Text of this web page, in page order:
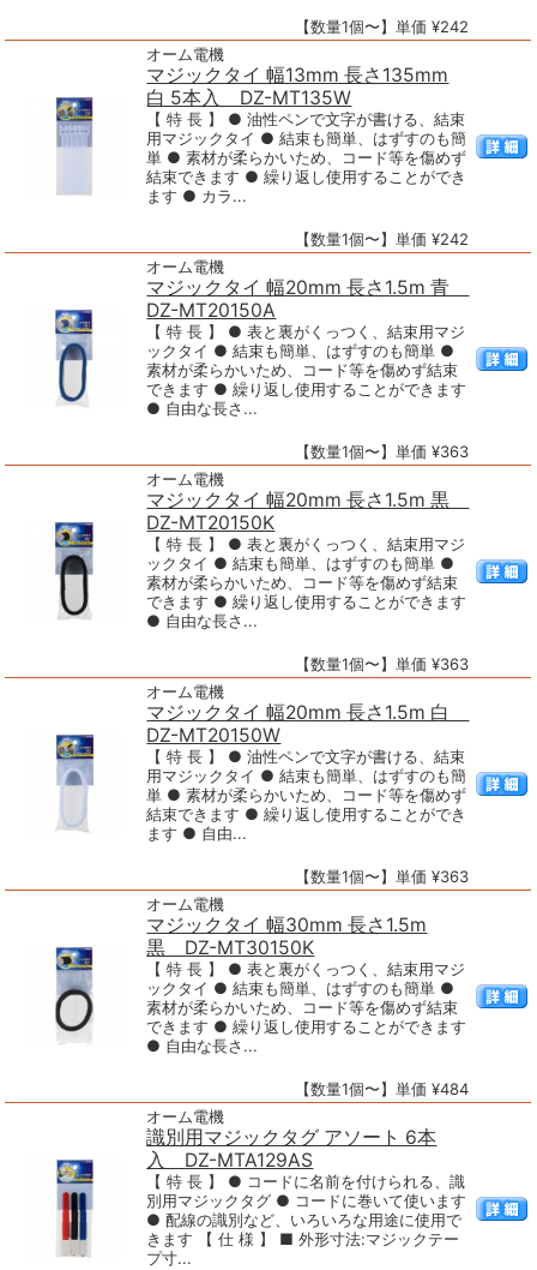
【数量1個〜】単価 ¥242
オーム電機
マジックタイ 幅13mm 長さ135mm
白 5本入 DZ-MT135W
【 特 長 】 ● 油性ペンで文字が書ける、結束
用マジックタイ ● 結束も簡単、はずすのも簡
単 ● 素材が柔らかいため、コード等を傷めず
結束できます ● 繰り返し使用することができ
ます ● カラ...
【数量1個〜】単価 ¥242
オーム電機
マジックタイ 幅20mm 長さ1.5m 青
DZ-MT20150A
【 特 長 】 ● 表と裏がくっつく、結束用マジ
ックタイ ● 結束も簡単、はずすのも簡単 ●
素材が柔らかいため、コード等を傷めず結束
できます ● 繰り返し使用することができます
● 自由な長さ...
【数量1個〜】単価 ¥363
オーム電機
マジックタイ 幅20mm 長さ1.5m 黒
DZ-MT20150K
【 特 長 】 ● 表と裏がくっつく、結束用マジ
ックタイ ● 結束も簡単、はずすのも簡単 ●
素材が柔らかいため、コード等を傷めず結束
できます ● 繰り返し使用することができます
● 自由な長さ...
【数量1個〜】単価 ¥363
オーム電機
マジックタイ 幅20mm 長さ1.5m 白
DZ-MT20150W
【 特 長 】 ● 油性ペンで文字が書ける、結束
用マジックタイ ● 結束も簡単、はずすのも簡
単 ● 素材が柔らかいため、コード等を傷めず
結束できます ● 繰り返し使用することができ
ます ● 自由...
【数量1個〜】単価 ¥363
オーム電機
マジックタイ 幅30mm 長さ1.5m
黒 DZ-MT30150K
【 特 長 】 ● 表と裏がくっつく、結束用マジ
ックタイ ● 結束も簡単、はずすのも簡単 ●
素材が柔らかいため、コード等を傷めず結束
できます ● 繰り返し使用することができます
● 自由な長さ...
【数量1個〜】単価 ¥484
オーム電機
識別用マジックタグ アソート 6本
入 DZ-MTA129AS
【 特 長 】 ● コードに名前を付けられる、識
別用マジックタグ ● コードに巻いて使います
● 配線の識別など、いろいろな用途に使用で
きます 【 仕 様 】 ■ 外形寸法:マジックテー
プ寸...